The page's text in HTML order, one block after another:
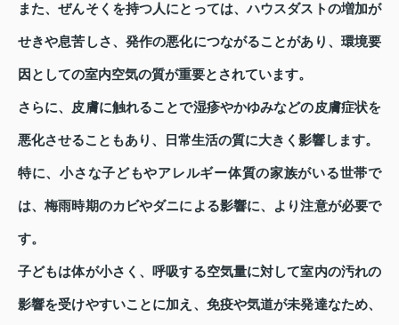
また、ぜんそくを持つ人にとっては、ハウスダストの増加が
せきや息苦しさ、発作の悪化につながることがあり、環境要
因としての室内空気の質が重要とされています。
さらに、皮膚に触れることで湿疹やかゆみなどの皮膚症状を
悪化させることもあり、日常生活の質に大きく影響します。
特に、小さな子どもやアレルギー体質の家族がいる世帯で
は、梅雨時期のカビやダニによる影響に、より注意が必要で
す。
子どもは体が小さく、呼吸する空気量に対して室内の汚れの
影響を受けやすいことに加え、免疫や気道が未発達なため、